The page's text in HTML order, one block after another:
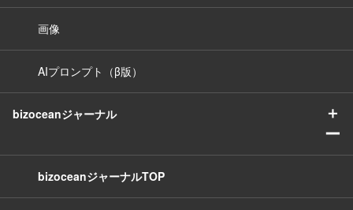
画像
AIプロンプト（β版）
bizoceanジャーナル
＋
ー
bizoceanジャーナルTOP